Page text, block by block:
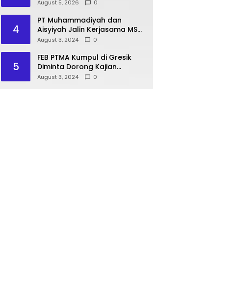
August 5, 2026 0
4
PT Muhammadiyah dan
Aisyiyah Jalin Kerjasama MSU
Malaysia
August 3, 2024 0
5
FEB PTMA Kumpul di Gresik
Diminta Dorong Kajian
Ekonomi Islam
August 3, 2024 0